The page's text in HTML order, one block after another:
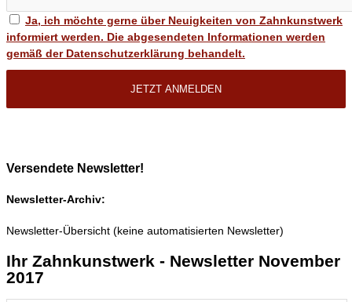
Ja, ich möchte gerne über Neuigkeiten von Zahnkunstwerk
informiert werden. Die abgesendeten Informationen werden
gemäß der Datenschutzerklärung behandelt.
Versendete Newsletter!
Newsletter-Archiv:
Newsletter-Übersicht (keine automatisierten Newsletter)
Ihr Zahnkunstwerk - Newsletter November
2017